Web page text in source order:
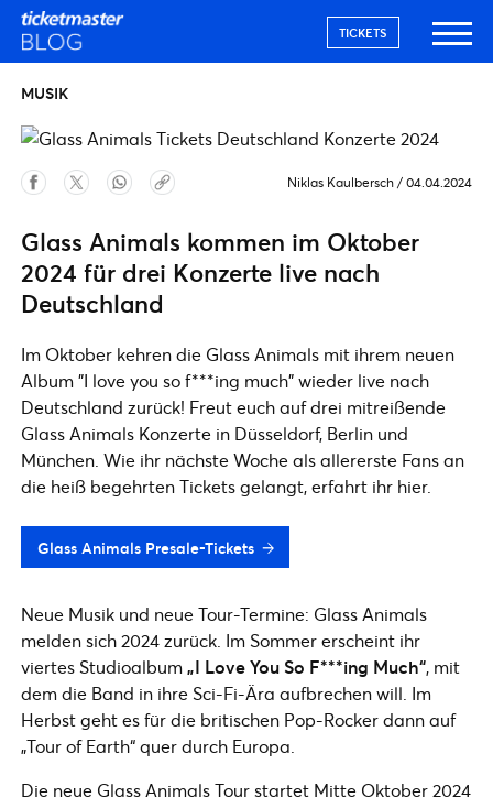
TICKETS
MUSIK
Niklas Kaulbersch / 04.04.2024
Glass Animals kommen im Oktober
2024 für drei Konzerte live nach
Deutschland
Im Oktober kehren die Glass Animals mit ihrem neuen
Album "I love you so f***ing much" wieder live nach
Deutschland zurück! Freut euch auf drei mitreißende
Glass Animals Konzerte in Düsseldorf, Berlin und
München. Wie ihr nächste Woche als allererste Fans an
die heiß begehrten Tickets gelangt, erfahrt ihr hier.
Glass Animals Presale-Tickets
Neue Musik und neue Tour-Termine: Glass Animals
melden sich 2024 zurück. Im Sommer erscheint ihr
viertes Studioalbum„I Love You So F***ing Much“, mit
dem die Band in ihre Sci-Fi-Ära aufbrechen will. Im
Herbst geht es für die britischen Pop-Rocker dann auf
„Tour of Earth“ quer durch Europa.
Die neue Glass Animals Tour startet Mitte Oktober 2024